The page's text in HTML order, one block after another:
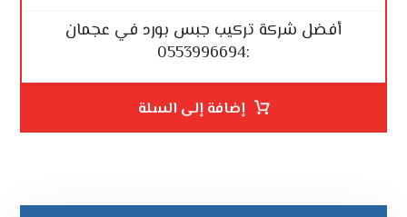
أفضل شركة تركيب جبس بورد في عجمان
:0553996694
إضافة إلى السلة